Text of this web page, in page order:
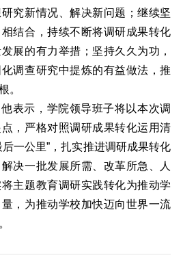
究新情况、解决新问题；继续坚
结合，持续不断将调研成果转化
展的有力举措；坚持久久为功，
调查研究中提炼的有益做法，推
。
表示，学院领导班子将以本次调
，严格对照调研成果转化运用清
一公里”，扎实推进调研成果转化
决一批发展所需、改革所急、人
主题教育调研实践转化为推动学
，为推动学校加快迈向世界一流